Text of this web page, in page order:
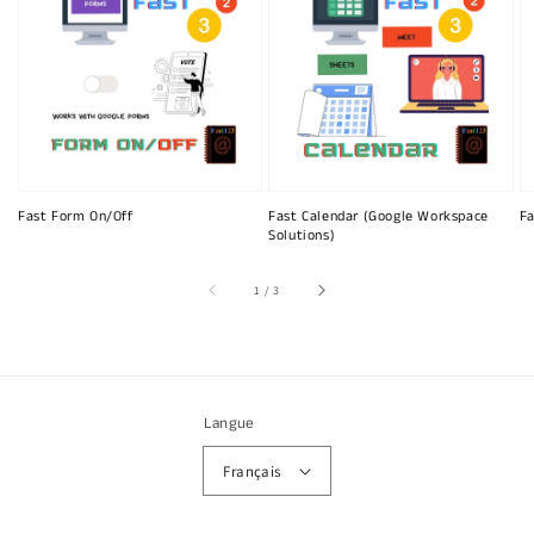
Fast Form On/Off
Fast Calendar (Google Workspace
Solutions)
1 /sur
3
Langue
Français